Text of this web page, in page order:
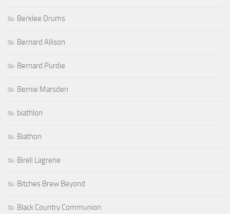
Berklee Drums
Bernard Allison
Bernard Purdie
Bernie Marsden
biathlon
Biathon
Bireli Lagrene
Bitches Brew Beyond
Black Country Communion